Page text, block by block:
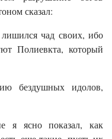
сказал:
чад своих, ибо
Полиевкта, который
бездушных идолов,
я ясно показал, как